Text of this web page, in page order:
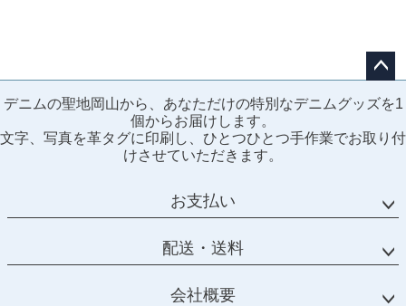
ジト
ップ
へ
デニムの聖地岡山から、あなただけの特別なデニムグッズを1
個からお届けします。
文字、写真を革タグに印刷し、ひとつひとつ手作業でお取り付
けさせていただきます。
お支払い
配送・送料
会社概要